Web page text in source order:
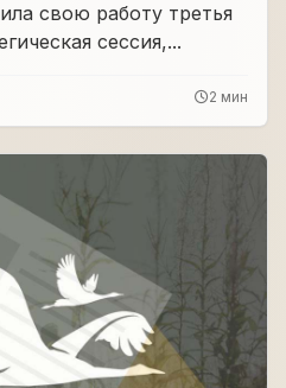
свою работу третья
сессия,...
2 мин